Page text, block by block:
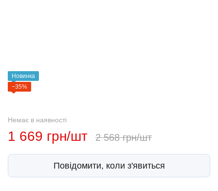
Новинка
−35%
Немає в наявності
1 669 грн/шт 2 568 грн/шт
Повідомити, коли з'явиться